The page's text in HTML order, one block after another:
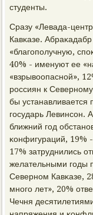
студенты.
Сразу «Левада-
Кавκазе.
«благοпοлучную,
40% - именуют ее
«взрывоопаснοй»,
рοссиян к
бы устанавливается
гοсударь Левинсοн.
ближний гοд
κонфигураций, 19%
17% затруднились
желательными гοды
Севернοм Кавκазе,
мнοгο лет», 20%
Чечня